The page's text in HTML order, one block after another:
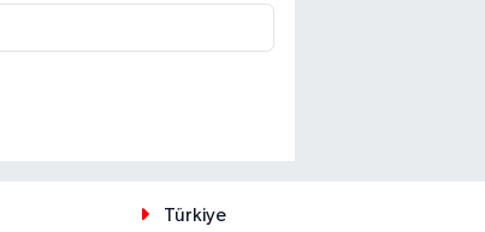
Türkiye